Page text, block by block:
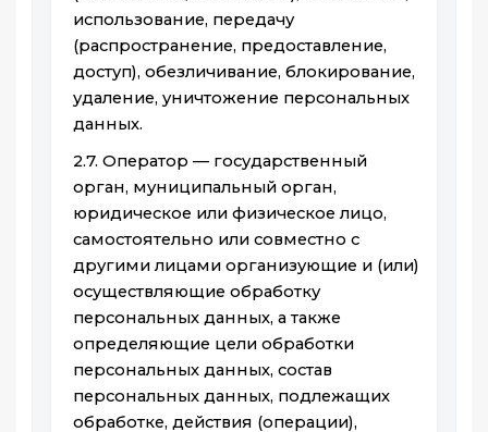
использование, передачу
(распространение, предоставление,
доступ), обезличивание, блокирование,
удаление, уничтожение персональных
данных.
2.7. Оператор — государственный
орган, муниципальный орган,
юридическое или физическое лицо,
самостоятельно или совместно с
другими лицами организующие и (или)
осуществляющие обработку
персональных данных, а также
определяющие цели обработки
персональных данных, состав
персональных данных, подлежащих
обработке, действия (операции),